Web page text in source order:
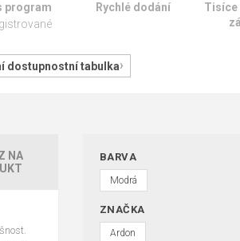
program
Rychlé dodání
Tisíce
dostupnostní tabulka
NA
BARVA
Modrá
ZNAČKA
Ardon